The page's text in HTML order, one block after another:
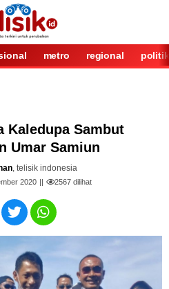
metro regional politik
Kaledupa Sambut
Umar Samiun
, telisik indonesia
2020 2567 dilihat